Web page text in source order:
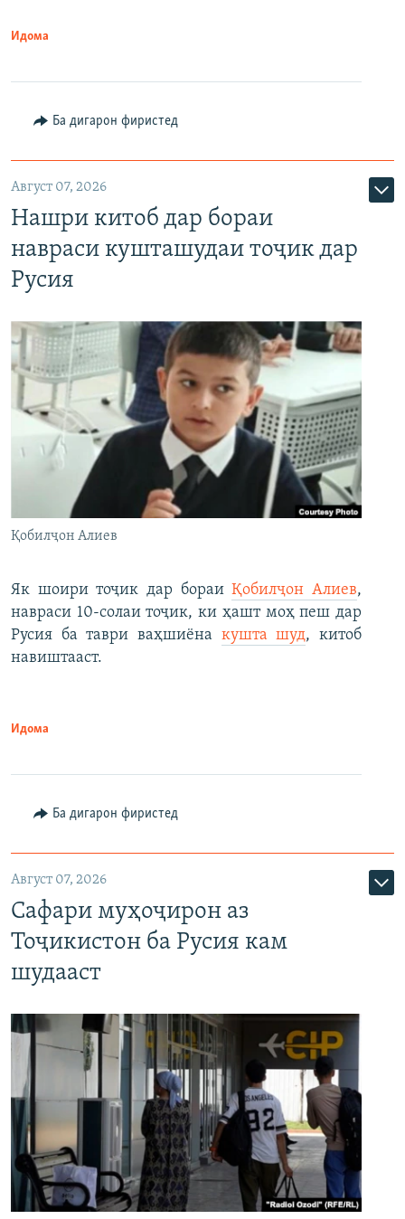
Идома
Ба дигарон фиристед
Август 07, 2026
Нашри китоб дар бораи
навраси кушташудаи тоҷик дар
Русия
Қобилҷон Алиев
Як шоири тоҷик дар бораиҚобилҷон Алиев,
навраси 10-солаи тоҷик, ки ҳашт моҳ пеш дар
Русия ба таври ваҳшиёна кушта шуд, китоб
навиштааст.
Идома
Ба дигарон фиристед
Август 07, 2026
Сафари муҳоҷирон аз
Тоҷикистон ба Русия кам
шудааст